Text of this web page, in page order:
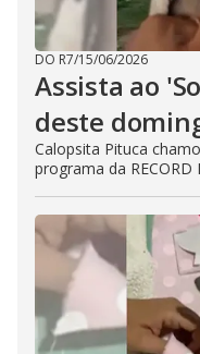
DO R7/15/06/2026
Assista ao
deste
Calopsita Pituca
programa da RECORD